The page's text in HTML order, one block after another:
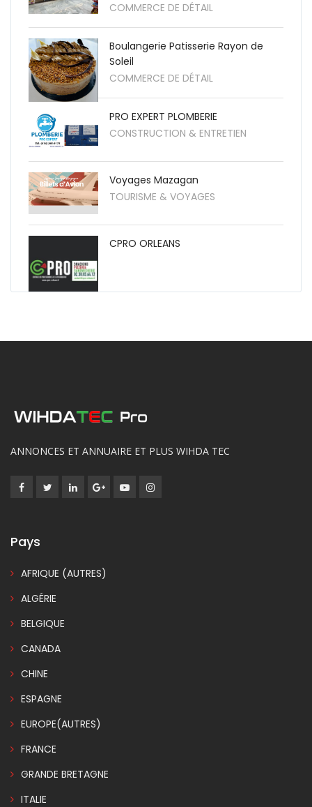
COMMERCE DE DÉTAIL
Boulangerie Patisserie Rayon de
Soleil
COMMERCE DE DÉTAIL
PRO EXPERT PLOMBERIE
CONSTRUCTION & ENTRETIEN
Voyages Mazagan
TOURISME & VOYAGES
CPRO ORLEANS
ANNONCES ET ANNUAIRE ET PLUS WIHDA TEC
Pays
AFRIQUE (AUTRES)
ALGÉRIE
BELGIQUE
CANADA
CHINE
ESPAGNE
EUROPE(AUTRES)
FRANCE
GRANDE BRETAGNE
ITALIE